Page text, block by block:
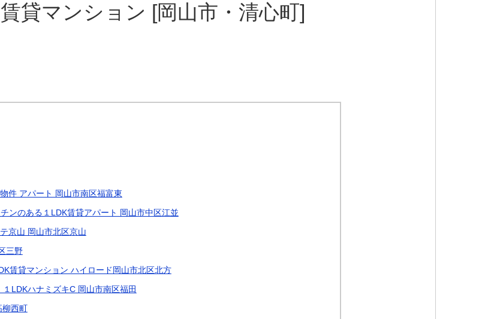
貸マンション [岡山市・清心町]
件 アパート 岡山市南区福富東
ンのある１LDK賃貸アパート 岡山市中区江並
京山 岡山市北区京山
三野
賃貸マンション ハイロード岡山市北区北方
LDKハナミズキC 岡山市南区福田
柳西町